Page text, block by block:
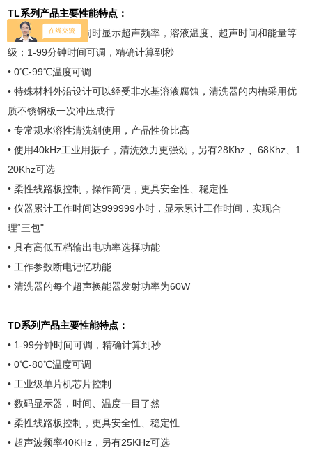
TL系列产品主要性能特点：
• LCD液晶显示，同时显示超声频率，溶液温度、超声时间和能量等
级；1-99分钟时间可调，精确计算到秒
• 0℃-99℃温度可调
• 特殊材料外沿设计可以经受非水基溶液腐蚀，清洗器的内槽采用优
质不锈钢板一次冲压成行
• 专常规水溶性清洗剂使用，产品性价比高
• 使用40kHz工业用振子，清洗效力更强劲，另有28Khz 、68Khz、1
20Khz可选
• 柔性线路板控制，操作简便，更具安全性、稳定性
• 仪器累计工作时间达999999小时，显示累计工作时间，实现合
理“三包"
• 具有高低五档输出电功率选择功能
• 工作参数断电记忆功能
• 清洗器的每个超声换能器发射功率为60W
TD系列产品主要性能特点：
• 1-99分钟时间可调，精确计算到秒
• 0℃-80℃温度可调
• 工业级单片机芯片控制
• 数码显示器，时间、温度一目了然
• 柔性线路板控制，更具安全性、稳定性
• 超声波频率40KHz，另有25KHz可选